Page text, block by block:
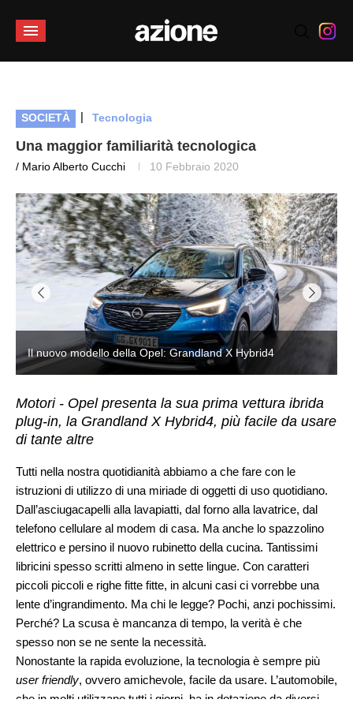
SOCIETÀ | Tecnologia
Una maggior familiarità tecnologica
/ Mario Alberto Cucchi 10 Febbraio 2020
Il nuovo modello della Opel: Grandland X Hybrid4
Motori - Opel presenta la sua prima vettura ibrida
plug-in, la Grandland X Hybrid4, più facile da usare
di tante altre
Tutti nella nostra quotidianità abbiamo a che fare con le
istruzioni di utilizzo di una miriade di oggetti di uso quotidiano.
Dall’asciugacapelli alla lavapiatti, dal forno alla lavatrice, dal
telefono cellulare al modem di casa. Ma anche lo spazzolino
elettrico e persino il nuovo rubinetto della cucina. Tantissimi
libricini spesso scritti almeno in sette lingue. Con caratteri
piccoli piccoli e righe fitte fitte, in alcuni casi ci vorrebbe una
lente d’ingrandimento. Ma chi le legge? Pochi, anzi pochissimi.
Perché? La scusa è mancanza di tempo, la verità è che
spesso non se ne sente la necessità.
Nonostante la rapida evoluzione, la tecnologia è sempre più
user friendly, ovvero amichevole, facile da usare. L’automobile,
che in molti utilizzano tutti i giorni, ha in dotazione da diversi